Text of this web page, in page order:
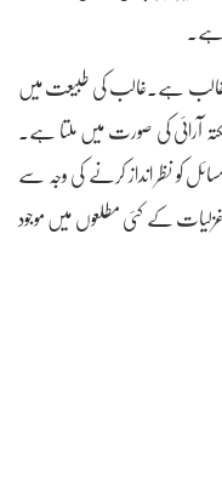
غالب ہے۔غالب کی طبیعت میں
آرائی کی صورت میں ملتا ہے۔
کو نظر انداز کرنے کی وجہ سے
کے کئی مطلعوں میں موجود